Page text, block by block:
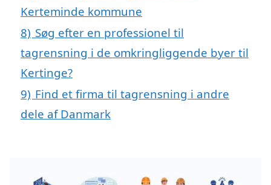
Kerteminde kommune
8) Søg efter en professionel til
tagrensning i de omkringliggende byer til
Kertinge?
9) Find et firma til tagrensning i andre
dele af Danmark